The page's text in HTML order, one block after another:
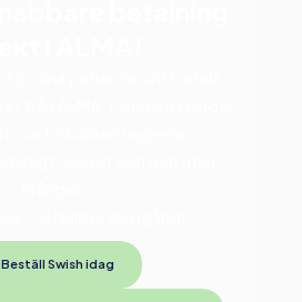
Beställ Swish idag